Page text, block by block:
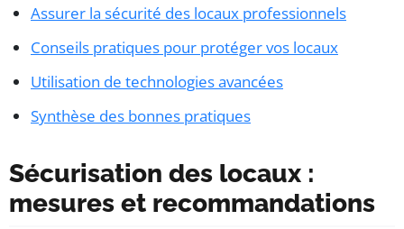
Assurer la sécurité des locaux professionnels
Conseils pratiques pour protéger vos locaux
Utilisation de technologies avancées
Synthèse des bonnes pratiques
Sécurisation des locaux :
mesures et recommandations